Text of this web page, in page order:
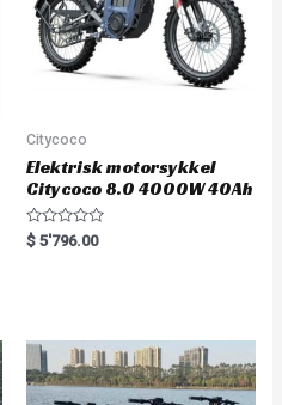
Citycoco
Elektrisk motorsykkel
Citycoco 8.0 4000W 40Ah
R
a
u
o
f
5
$ 5'796.00